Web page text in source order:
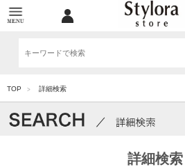
TOP > 詳細検索
詳細検索